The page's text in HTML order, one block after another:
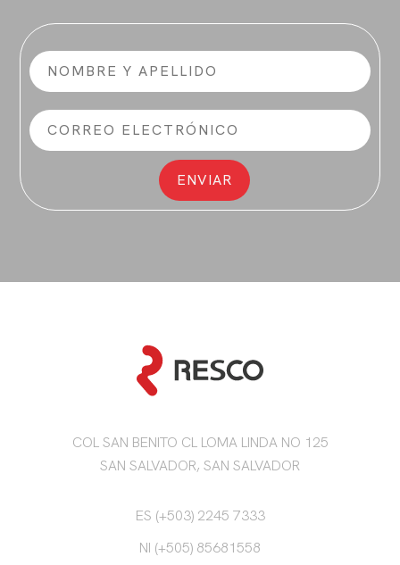
COL SAN BENITO CL LOMA LINDA NO 125
SAN SALVADOR, SAN SALVADOR
ES (+503) 2245 7333
NI (+505) 85681558